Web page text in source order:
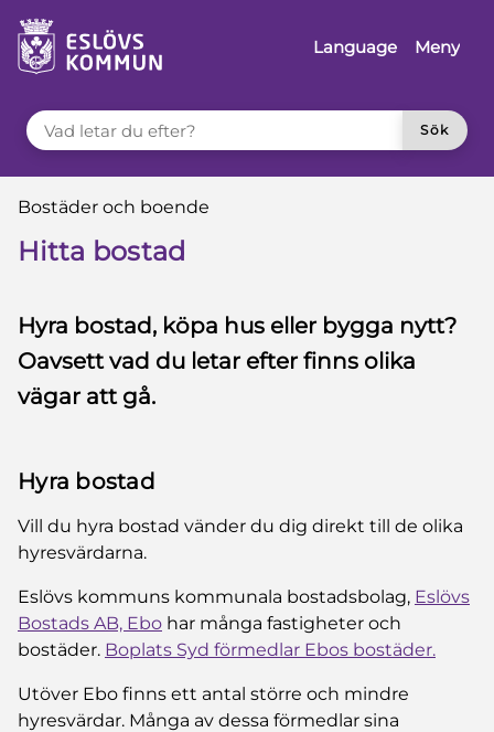
till innehåll
till sidomeny
Language
Meny
VAD LETAR DU EFTER?
Sök
Du är här:
Bostäder och boende
Hitta bostad
Hyra bostad, köpa hus eller bygga nytt?
Oavsett vad du letar efter finns olika
vägar att gå.
Hyra bostad
Vill du hyra bostad vänder du dig direkt till de olika
hyresvärdarna.
Eslövs kommuns kommunala bostadsbolag, Eslövs
Bostads AB, Ebo har många fastigheter och
bostäder. Boplats Syd förmedlar Ebos bostäder.
Utöver Ebo finns ett antal större och mindre
hyresvärdar. Många av dessa förmedlar sina